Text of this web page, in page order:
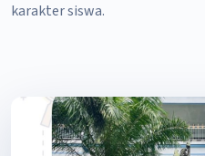
karakter siswa.